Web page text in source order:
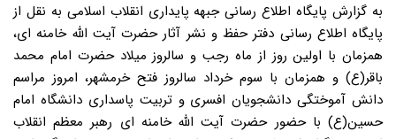
به گزارش پایگاه اطلاع رسانی جبهه پایداری انقلاب اسلامی به نقل از
پایگاه اطلاع رسانی دفتر حفظ و نشر آثار حضرت آیت الله خامنه ای،
همزمان با اولین روز از ماه رجب و سالروز میلاد حضرت امام محمد
باقر(ع) و همزمان با سوم خرداد سالروز فتح خرمشهر، امروز مراسم
دانش آموختگی دانشجویان افسری و تربیت پاسداری دانشگاه امام
حسین(ع) با حضور حضرت آیت الله خامنه ای رهبر معظم انقلاب